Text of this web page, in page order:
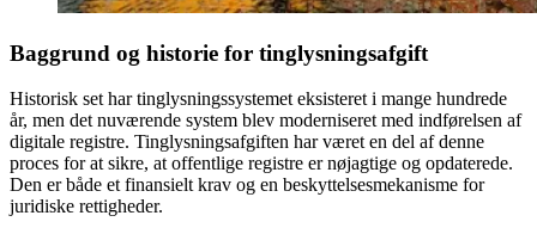
Baggrund og historie for tinglysningsafgift
Historisk set har tinglysningssystemet eksisteret i mange hundrede
år, men det nuværende system blev moderniseret med indførelsen af
digitale registre. Tinglysningsafgiften har været en del af denne
proces for at sikre, at offentlige registre er nøjagtige og opdaterede.
Den er både et finansielt krav og en beskyttelsesmekanisme for
juridiske rettigheder.